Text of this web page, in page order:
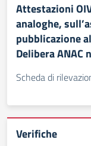
Attestazioni
analoghe,
pubblicazione
Delibera ANAC
Scheda di
Verifiche